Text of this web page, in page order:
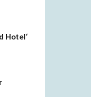
Hotel‘